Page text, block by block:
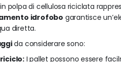
polpa di cellulosa riciclata
idrofobo garantisce
diretta.
da considerare sono:
I pallet possono essere